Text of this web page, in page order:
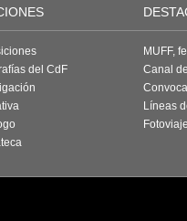
del CdF
MUFF,
Canal
Líneas